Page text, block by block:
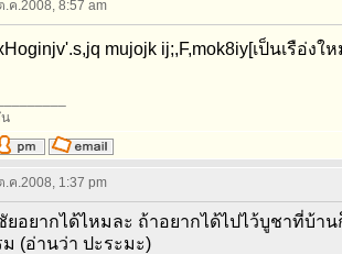
.ค.2008, 8:57 am
mujojk ij;,F,mok8iy[เป็นเรือ่ง
.ค.2008, 1:37 pm
อยากได้ไหมละ ถ้าอยากได้ไปไว้บูชาที่บ้า
(อ่านว่า ปะระมะ)